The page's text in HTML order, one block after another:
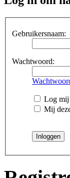
Gebruikersnaam:
Wachtwoord:
Log mij
Mij